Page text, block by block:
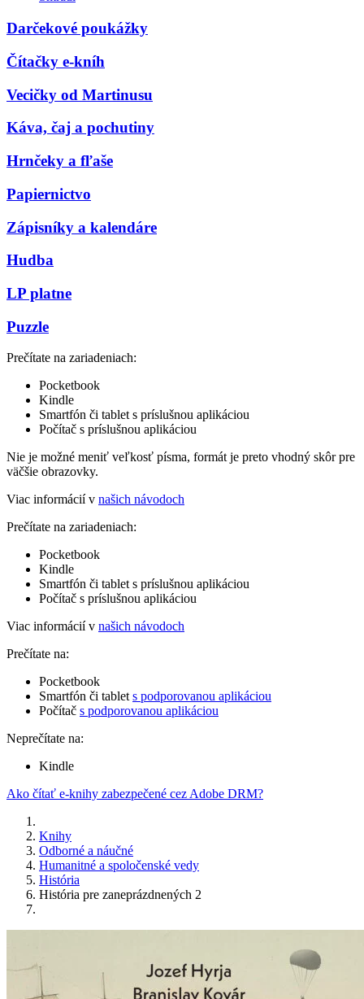
Darčekové poukážky
Čítačky e-kníh
Vecičky od Martinusu
Káva, čaj a pochutiny
Hrnčeky a fľaše
Papiernictvo
Zápisníky a kalendáre
Hudba
LP platne
Puzzle
Prečítate na zariadeniach:
Pocketbook
Kindle
Smartfón či tablet s príslušnou aplikáciou
Počítač s príslušnou aplikáciou
Nie je možné meniť veľkosť písma, formát je preto vhodný skôr pre
väčšie obrazovky.
Viac informácií v našich návodoch
Prečítate na zariadeniach:
Pocketbook
Kindle
Smartfón či tablet s príslušnou aplikáciou
Počítač s príslušnou aplikáciou
Viac informácií v našich návodoch
Prečítate na:
Pocketbook
Smartfón či tablet s podporovanou aplikáciou
Počítač s podporovanou aplikáciou
Neprečítate na:
Kindle
Ako čítať e-knihy zabezpečené cez Adobe DRM?
Knihy
Odborné a náučné
Humanitné a spoločenské vedy
História
História pre zaneprázdnených 2